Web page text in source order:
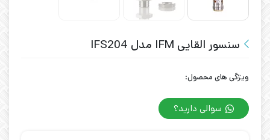
سنسور القایی IFM مدل IFS204
ویژگی های محصول:
سوالی دارید؟